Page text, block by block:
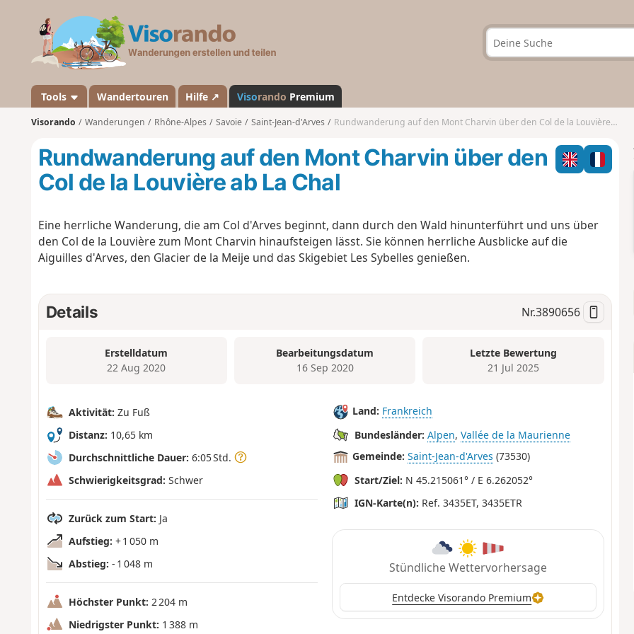
a
n
d
Tools Wandertouren Hilfe ↗ Visorando Premium
Visorando Wanderungen Rhône-Alpes Savoie Saint-Jean-d'Arves Rundwanderung auf den Mont Charvin über den Col de la Louvière ab La Chal
Rundwanderung auf den Mont Charvin über den
Col de la Louvière ab La Chal
Eine herrliche Wanderung, die am Col d'Arves beginnt, dann durch den Wald hinunterführt und uns über
den Col de la Louvière zum Mont Charvin hinaufsteigen lässt. Sie können herrliche Ausblicke auf die
Aiguilles d'Arves, den Glacier de la Meije und das Skigebiet Les Sybelles genießen.
Details Nr.3890656
Erstelldatum
22 Aug 2020
Bearbeitungsdatum
16 Sep 2020
Letzte Bewertung
21 Jul 2025
Aktivität: Zu Fuß
Distanz: 10,65 km
Durchschnittliche Dauer: 6:05 Std.
Schwierigkeitsgrad: Schwer
Zurück zum Start: Ja
Aufstieg: + 1 050 m
Abstieg: - 1 048 m
Höchster Punkt: 2 204 m
Niedrigster Punkt: 1 388 m
Land: Frankreich
Bundesländer: Alpen,Vallée de la Maurienne
Gemeinde: Saint-Jean-d'Arves (73530)
Start/Ziel: N 45.215061° / E 6.262052°
IGN-Karte(n): Ref. 3435ET, 3435ETR
Stündliche Wettervorhersage
Entdecke Visorando Premium